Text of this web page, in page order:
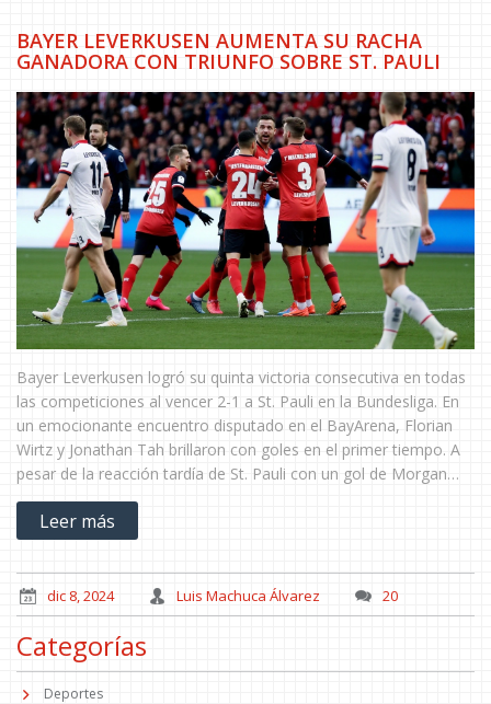
BAYER LEVERKUSEN AUMENTA SU RACHA
GANADORA CON TRIUNFO SOBRE ST. PAULI
Bayer Leverkusen logró su quinta victoria consecutiva en todas
las competiciones al vencer 2-1 a St. Pauli en la Bundesliga. En
un emocionante encuentro disputado en el BayArena, Florian
Wirtz y Jonathan Tah brillaron con goles en el primer tiempo. A
pesar de la reacción tardía de St. Pauli con un gol de Morgan
Guilavogui, Leverkusen aseguró su posición en el tercer lugar de
la liga bajo la dirección de Xabi Alonso.
Leer más
dic 8, 2024 Luis Machuca Álvarez 20
Categorías
Deportes